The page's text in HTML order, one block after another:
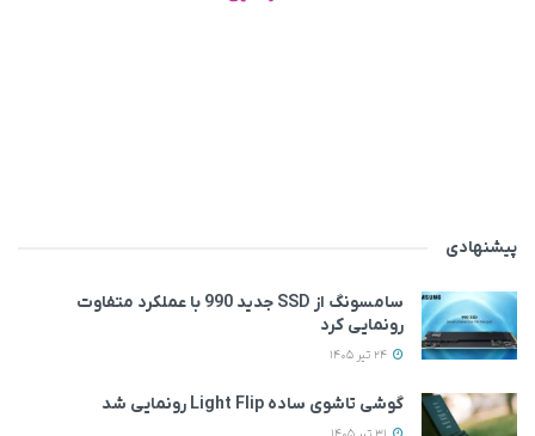
پیشنهادی
سامسونگ از SSD جدید 990 با عملکرد متفاوت
رونمایی کرد
گوشی تاشوی ساده Light Flip رونمایی شد